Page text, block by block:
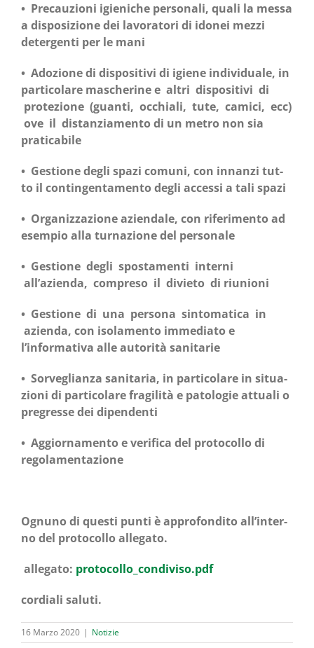
• Pre­cau­zio­ni igie­ni­che per­so­na­li, qua­li la mes­sa
a dispo­si­zio­ne dei lavo­ra­to­ri di ido­nei mez­zi
deter­gen­ti per le mani
• Ado­zio­ne di dispo­si­ti­vi di igie­ne indi­vi­dua­le, in
par­ti­co­la­re masche­ri­ne e altri dispo­si­ti­vi di
pro­te­zio­ne (guan­ti, occhia­li, tute, cami­ci, ecc)
ove il distan­zia­men­to di un metro non sia
praticabile
• Gestio­ne degli spa­zi comu­ni, con innan­zi tut­
to il con­tin­gen­ta­men­to degli acces­si a tali spazi
• Orga­niz­za­zio­ne azien­da­le, con rife­ri­men­to ad
esem­pio alla tur­na­zio­ne del personale
• Gestio­ne degli spo­sta­men­ti inter­ni
all’azienda, com­pre­so il divie­to di riunioni
• Gestio­ne di una per­so­na sin­to­ma­ti­ca in
azien­da, con iso­la­men­to imme­dia­to e
l’informativa alle auto­ri­tà sanitarie
• Sor­ve­glian­za sani­ta­ria, in par­ti­co­la­re in situa­
zio­ni di par­ti­co­la­re fra­gi­li­tà e pato­lo­gie attua­li o
pre­gres­se dei dipendenti
• Aggior­na­men­to e veri­fi­ca del pro­to­col­lo di
regolamentazione
Ognu­no di que­sti pun­ti è appro­fon­di­to all’in­ter­
no del pro­to­col­lo allegato.
alle­ga­to: protocollo_condiviso.pdf
cor­dia­li saluti.
16 Marzo 2020 | Notizie